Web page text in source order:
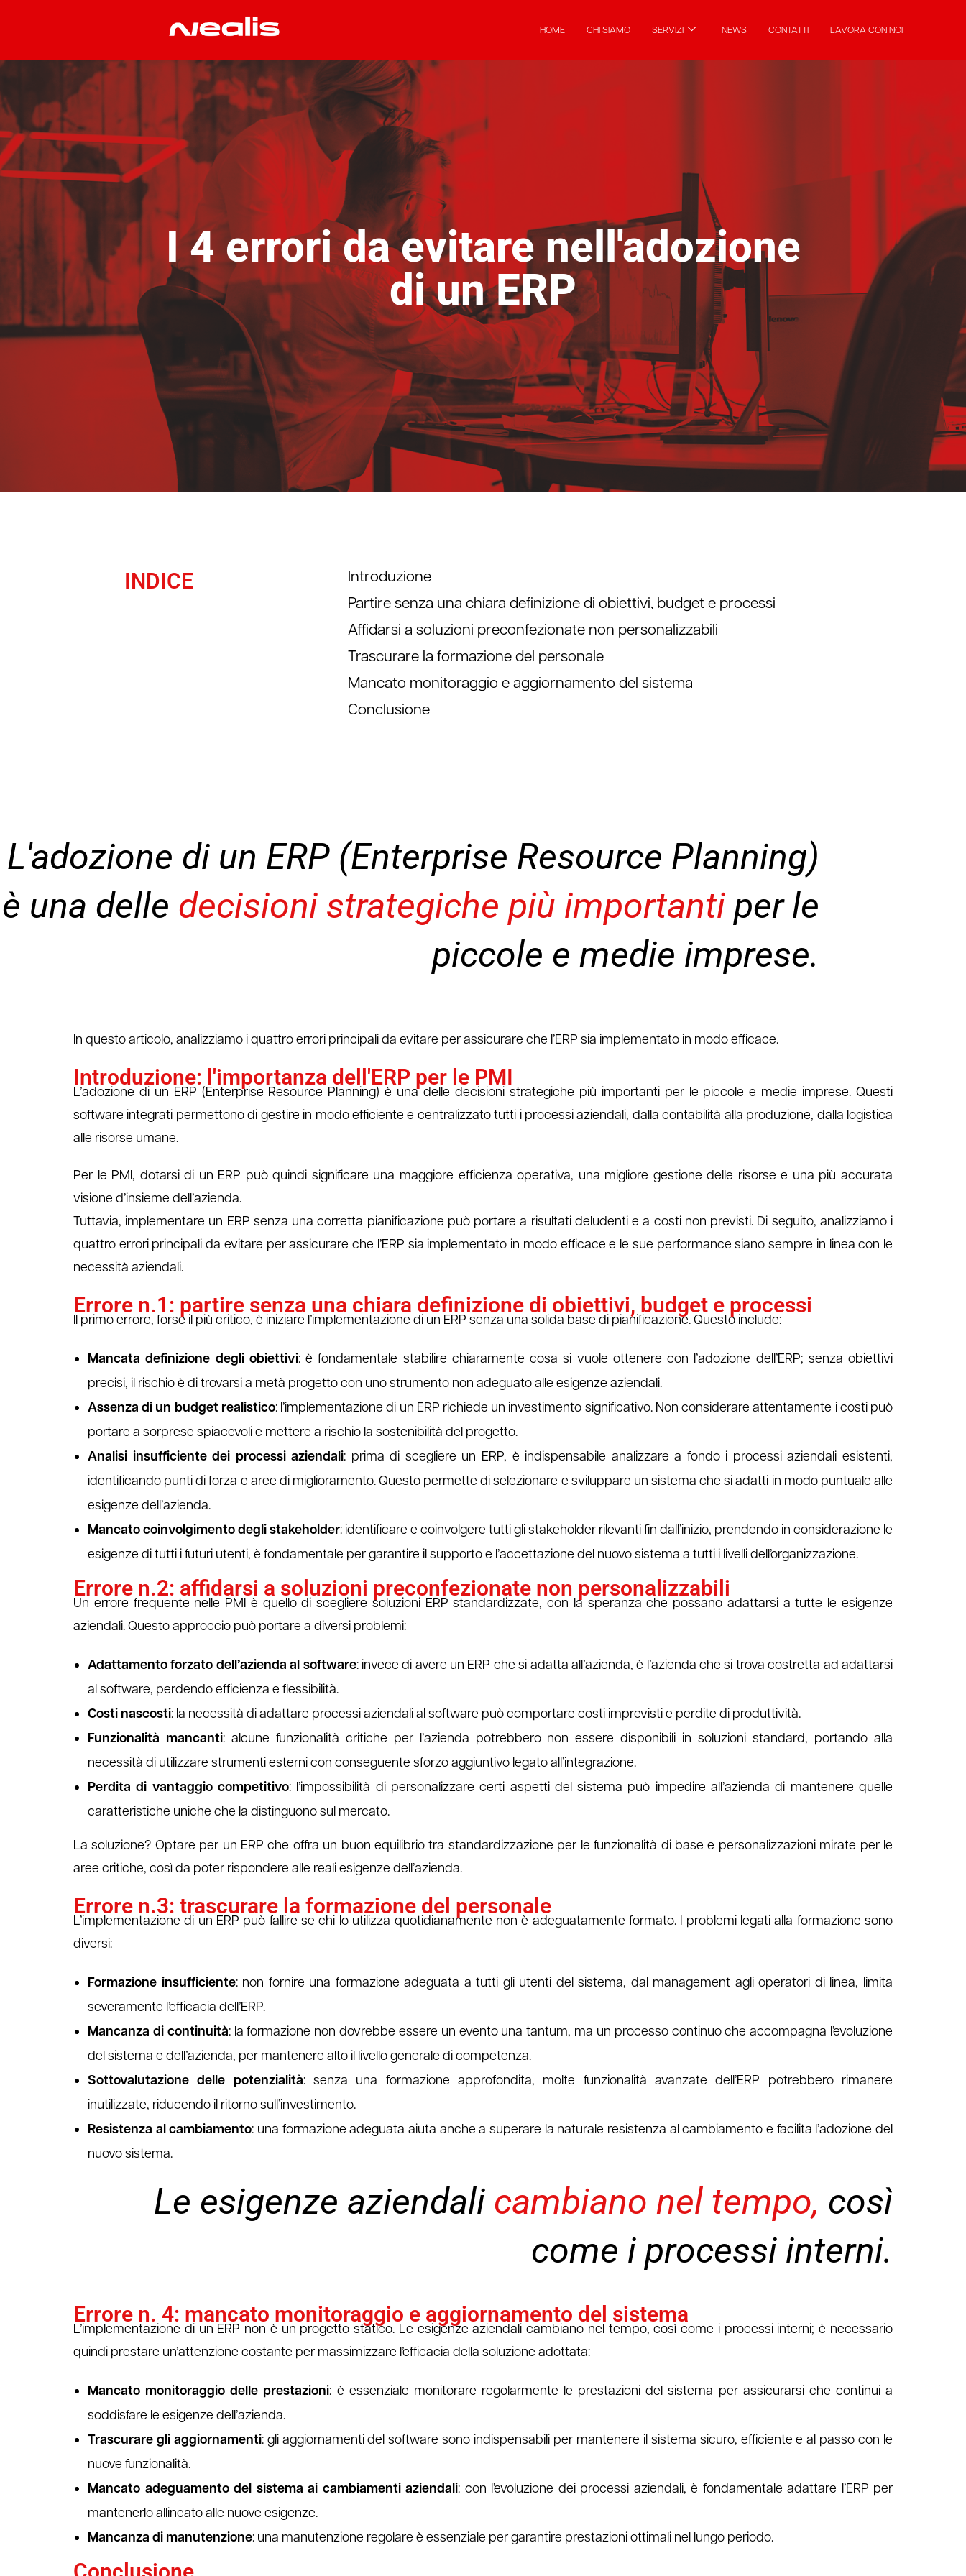
HOME CHI SIAMO SERVIZI NEWS CONTATTI LAVORA CON NOI
I 4 errori da evitare nell'adozione
di un ERP
INDICE
Introduzione
Partire senza una chiara definizione di obiettivi, budget e processi
Affidarsi a soluzioni preconfezionate non personalizzabili
Trascurare la formazione del personale
Mancato monitoraggio e aggiornamento del sistema
Conclusione
L'adozione di un ERP (Enterprise Resource Planning)
è una delle decisioni strategiche più importanti per le
piccole e medie imprese.
In questo articolo, analizziamo i quattro errori principali da evitare per assicurare che l’ERP sia implementato in modo efficace.
Introduzione: l'importanza dell'ERP per le PMI
L’adozione di un ERP (Enterprise Resource Planning) è una delle decisioni strategiche più importanti per le piccole e medie imprese. Questi
software integrati permettono di gestire in modo efficiente e centralizzato tutti i processi aziendali, dalla contabilità alla produzione, dalla logistica
alle risorse umane.
Per le PMI, dotarsi di un ERP può quindi significare una maggiore efficienza operativa, una migliore gestione delle risorse e una più accurata
visione d’insieme dell’azienda.
Tuttavia, implementare un ERP senza una corretta pianificazione può portare a risultati deludenti e a costi non previsti. Di seguito, analizziamo i
quattro errori principali da evitare per assicurare che l’ERP sia implementato in modo efficace e le sue performance siano sempre in linea con le
necessità aziendali.
Errore n.1: partire senza una chiara definizione di obiettivi, budget e processi
Il primo errore, forse il più critico, è iniziare l’implementazione di un ERP senza una solida base di pianificazione. Questo include:
Mancata definizione degli obiettivi: è fondamentale stabilire chiaramente cosa si vuole ottenere con l’adozione dell’ERP; senza obiettivi
precisi, il rischio è di trovarsi a metà progetto con uno strumento non adeguato alle esigenze aziendali.
Assenza di un budget realistico: l’implementazione di un ERP richiede un investimento significativo. Non considerare attentamente i costi può
portare a sorprese spiacevoli e mettere a rischio la sostenibilità del progetto.
Analisi insufficiente dei processi aziendali: prima di scegliere un ERP, è indispensabile analizzare a fondo i processi aziendali esistenti,
identificando punti di forza e aree di miglioramento. Questo permette di selezionare e sviluppare un sistema che si adatti in modo puntuale alle
esigenze dell’azienda.
Mancato coinvolgimento degli stakeholder: identificare e coinvolgere tutti gli stakeholder rilevanti fin dall’inizio, prendendo in considerazione le
esigenze di tutti i futuri utenti, è fondamentale per garantire il supporto e l’accettazione del nuovo sistema a tutti i livelli dell’organizzazione.
Errore n.2: affidarsi a soluzioni preconfezionate non personalizzabili
Un errore frequente nelle PMI è quello di scegliere soluzioni ERP standardizzate, con la speranza che possano adattarsi a tutte le esigenze
aziendali. Questo approccio può portare a diversi problemi:
Adattamento forzato dell’azienda al software: invece di avere un ERP che si adatta all’azienda, è l’azienda che si trova costretta ad adattarsi
al software, perdendo efficienza e flessibilità.
Costi nascosti: la necessità di adattare processi aziendali al software può comportare costi imprevisti e perdite di produttività.
Funzionalità mancanti: alcune funzionalità critiche per l’azienda potrebbero non essere disponibili in soluzioni standard, portando alla
necessità di utilizzare strumenti esterni con conseguente sforzo aggiuntivo legato all’integrazione.
Perdita di vantaggio competitivo: l’impossibilità di personalizzare certi aspetti del sistema può impedire all’azienda di mantenere quelle
caratteristiche uniche che la distinguono sul mercato.
La soluzione? Optare per un ERP che offra un buon equilibrio tra standardizzazione per le funzionalità di base e personalizzazioni mirate per le
aree critiche, così da poter rispondere alle reali esigenze dell’azienda.
Errore n.3: trascurare la formazione del personale
L’implementazione di un ERP può fallire se chi lo utilizza quotidianamente non è adeguatamente formato. I problemi legati alla formazione sono
diversi:
Formazione insufficiente: non fornire una formazione adeguata a tutti gli utenti del sistema, dal management agli operatori di linea, limita
severamente l’efficacia dell’ERP.
Mancanza di continuità: la formazione non dovrebbe essere un evento una tantum, ma un processo continuo che accompagna l’evoluzione
del sistema e dell’azienda, per mantenere alto il livello generale di competenza.
Sottovalutazione delle potenzialità: senza una formazione approfondita, molte funzionalità avanzate dell’ERP potrebbero rimanere
inutilizzate, riducendo il ritorno sull’investimento.
Resistenza al cambiamento: una formazione adeguata aiuta anche a superare la naturale resistenza al cambiamento e facilita l’adozione del
nuovo sistema.
Le esigenze aziendali cambiano nel tempo, così
come i processi interni.
Errore n. 4: mancato monitoraggio e aggiornamento del sistema
L’implementazione di un ERP non è un progetto statico. Le esigenze aziendali cambiano nel tempo, così come i processi interni; è necessario
quindi prestare un’attenzione costante per massimizzare l’efficacia della soluzione adottata:
Mancato monitoraggio delle prestazioni: è essenziale monitorare regolarmente le prestazioni del sistema per assicurarsi che continui a
soddisfare le esigenze dell’azienda.
Trascurare gli aggiornamenti: gli aggiornamenti del software sono indispensabili per mantenere il sistema sicuro, efficiente e al passo con le
nuove funzionalità.
Mancato adeguamento del sistema ai cambiamenti aziendali: con l’evoluzione dei processi aziendali, è fondamentale adattare l’ERP per
mantenerlo allineato alle nuove esigenze.
Mancanza di manutenzione: una manutenzione regolare è essenziale per garantire prestazioni ottimali nel lungo periodo.